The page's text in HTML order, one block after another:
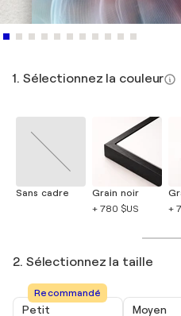
1. Sélectionnez la couleur
Sans cadre
Grain noir
+ 780 $US
+
2. Sélectionnez la taille
Recommandé
Petit
Moyen